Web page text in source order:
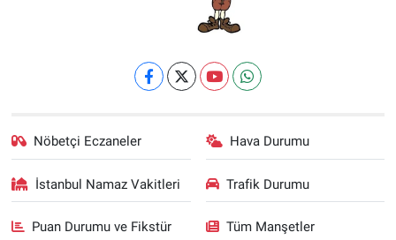
Nöbetçi Eczaneler Hava Durumu
İstanbul Namaz Vakitleri Trafik Durumu
Puan Durumu ve Fikstür Tüm Manşetler